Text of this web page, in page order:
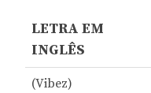
LETRA EM
INGLÊS
(Vibez)